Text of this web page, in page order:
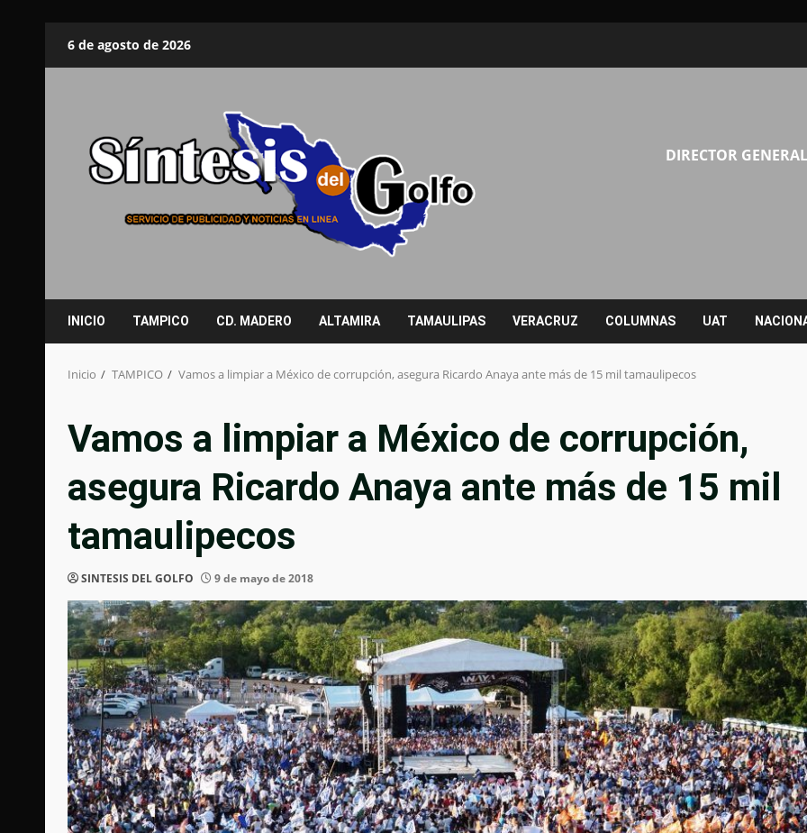
6 de agosto de 2026
DIRECTOR
INICIO TAMPICO CD. MADERO ALTAMIRA TAMAULIPAS VERACRUZ COLUMNAS UAT
Inicio TAMPICO Vamos a limpiar a México de corrupción, asegura Ricardo Anaya ante más de 15 mil tamaulipecos
Vamos a limpiar a México de corrupción,
asegura Ricardo Anaya ante más de 15 mil
tamaulipecos
SINTESIS DEL GOLFO 9 de mayo de 2018